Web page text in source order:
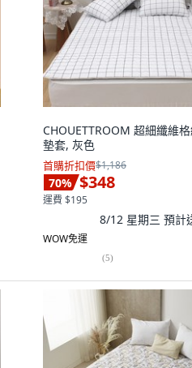
CHOUETTROOM 超細纖維
墊套, 灰色
首購折扣價$1,186
70% $348
運費 $195
8/12 星期三 預計
WOW免運
(5)